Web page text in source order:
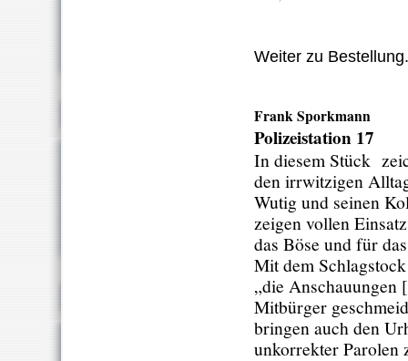
Weiter zu
Frank Sporkmann
Polizeistation 17
In diesem Stück
den irrwitzigen
Wutig und seinen
zeigen vollen
das Böse und für
Mit dem
„die Anschauungen
Mitbürger
bringen auch den
unkorrekter Parolen